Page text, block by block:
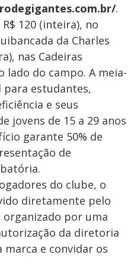
.
120 (inteira), no
da Charles
nas Cadeiras
lado do campo. A meia-
estudantes,
e seus
jovens de 15 a 29 anos
garante 50% de
de
do clube, o
diretamente pelo
organizado por uma
da diretoria
e convidar os